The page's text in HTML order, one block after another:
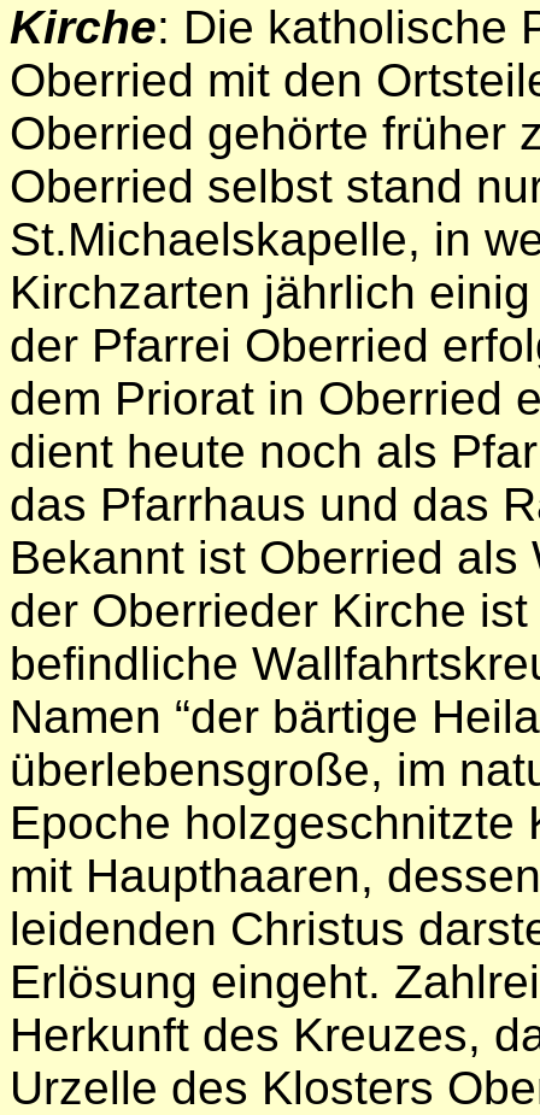
Kirche: Die katholische
Oberried mit den
Oberried gehörte früher
Oberried selbst stand
St.Michaelskapelle, in
Kirchzarten jährlich
der Pfarrei Oberried
dem Priorat in Oberried
dient heute noch als
das Pfarrhaus und das
Bekannt ist Oberried
der Oberrieder Kirche
beﬁndliche
Namen “der bärtige
überlebensgroße, im
Epoche holzgeschnitzte
mit Haupthaaren,
leidenden Christus
Erlösung eingeht.
Herkunft des Kreuzes,
Urzelle des Klosters